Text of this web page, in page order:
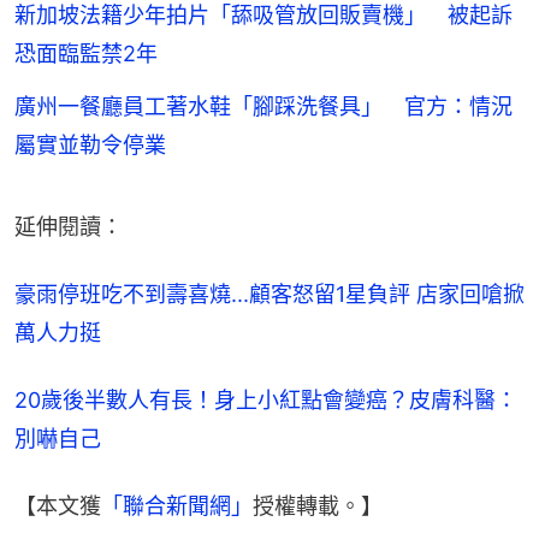
新加坡法籍少年拍片「舔吸管放回販賣機」 被起訴
恐面臨監禁2年
廣州一餐廳員工著水鞋「腳踩洗餐具」 官方：情況
屬實並勒令停業
延伸閱讀：
豪雨停班吃不到壽喜燒...顧客怒留1星負評 店家回嗆掀
萬人力挺
20歲後半數人有長！身上小紅點會變癌？皮膚科醫：
別嚇自己
【本文獲 「聯合新聞網」 授權轉載。】